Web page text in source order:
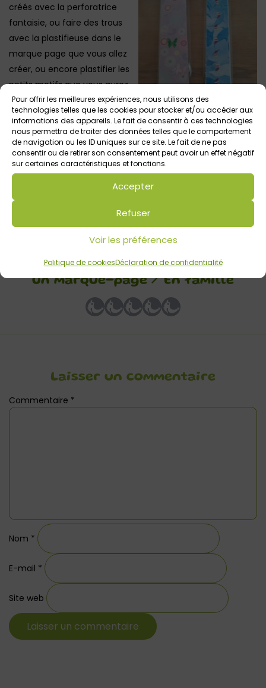
Pour offrir les meilleures expériences, nous utilisons des
technologies telles que les cookies pour stocker et/ou accéder aux
informations des appareils. Le fait de consentir à ces technologies
nous permettra de traiter des données telles que le comportement
de navigation ou les ID uniques sur ce site. Le fait de ne pas
consentir ou de retirer son consentement peut avoir un effet négatif
sur certaines caractéristiques et fonctions.
Accepter
Refuser
Voir les préférences
Politique de cookiesDéclaration de confidentialité
créés avec la perforatrice
fantaisie, ou faire des trous
avec la plastifieuse dans le
marque page que vous allez
créer, ou encore plastifier les
petits motifs que vous aurez
perforés (voir exemples en
photos)
3 – plastifier le tout.
4 – facultatif : y ajouter un ruban.
A vos créations !
Photos ©Annie B.
Les Tutos Créatifs d’Annie : créer
un marque-page / En famille
Laisser un commentaire
Commentaire *
Nom *
E-mail *
Site web